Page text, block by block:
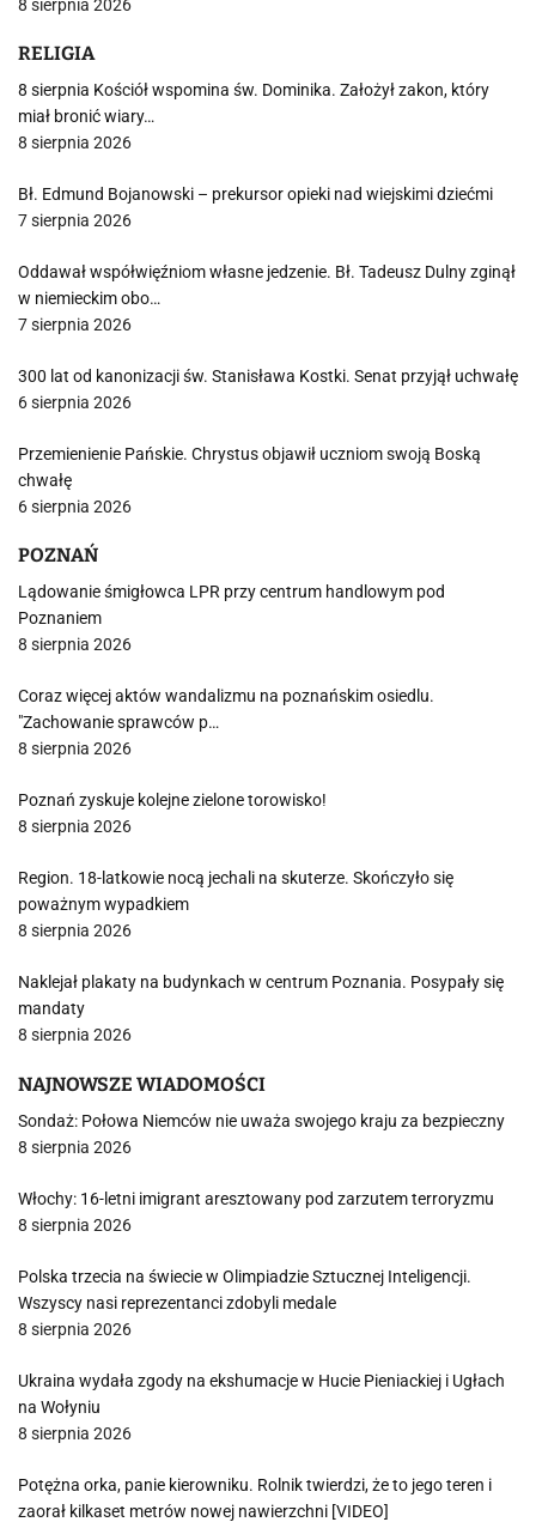
8 sierpnia 2026
RELIGIA
8 sierpnia Kościół wspomina św. Dominika. Założył zakon, który
miał bronić wiary…
8 sierpnia 2026
Bł. Edmund Bojanowski – prekursor opieki nad wiejskimi dziećmi
7 sierpnia 2026
Oddawał współwięźniom własne jedzenie. Bł. Tadeusz Dulny zginął
w niemieckim obo…
7 sierpnia 2026
300 lat od kanonizacji św. Stanisława Kostki. Senat przyjął uchwałę
6 sierpnia 2026
Przemienienie Pańskie. Chrystus objawił uczniom swoją Boską
chwałę
6 sierpnia 2026
POZNAŃ
Lądowanie śmigłowca LPR przy centrum handlowym pod
Poznaniem
8 sierpnia 2026
Coraz więcej aktów wandalizmu na poznańskim osiedlu.
"Zachowanie sprawców p…
8 sierpnia 2026
Poznań zyskuje kolejne zielone torowisko!
8 sierpnia 2026
Region. 18-latkowie nocą jechali na skuterze. Skończyło się
poważnym wypadkiem
8 sierpnia 2026
Naklejał plakaty na budynkach w centrum Poznania. Posypały się
mandaty
8 sierpnia 2026
NAJNOWSZE WIADOMOŚCI
Sondaż: Połowa Niemców nie uważa swojego kraju za bezpieczny
8 sierpnia 2026
Włochy: 16-letni imigrant aresztowany pod zarzutem terroryzmu
8 sierpnia 2026
Polska trzecia na świecie w Olimpiadzie Sztucznej Inteligencji.
Wszyscy nasi reprezentanci zdobyli medale
8 sierpnia 2026
Ukraina wydała zgody na ekshumacje w Hucie Pieniackiej i Ugłach
na Wołyniu
8 sierpnia 2026
Potężna orka, panie kierowniku. Rolnik twierdzi, że to jego teren i
zaorał kilkaset metrów nowej nawierzchni [VIDEO]